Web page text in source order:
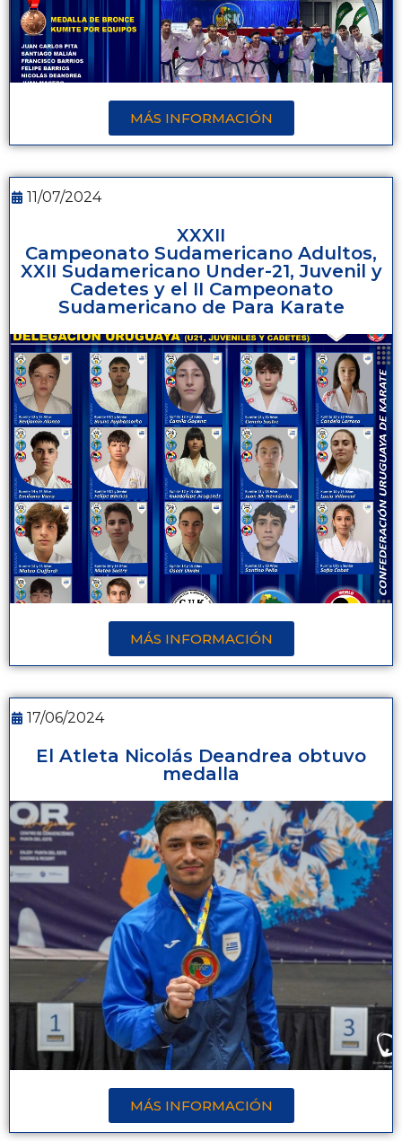
MÁS INFORMACIÓN
11/07/2024
XXXII
Campeonato Sudamericano Adultos,
XXII Sudamericano Under-21, Juvenil y
Cadetes y el II Campeonato
Sudamericano de Para Karate
MÁS INFORMACIÓN
17/06/2024
El Atleta Nicolás Deandrea obtuvo
medalla
MÁS INFORMACIÓN